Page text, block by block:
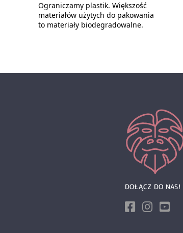
Ograniczamy plastik. Większość
materiałów użytych do pakowania
to materiały biodegradowalne.
DOŁĄCZ DO NAS!